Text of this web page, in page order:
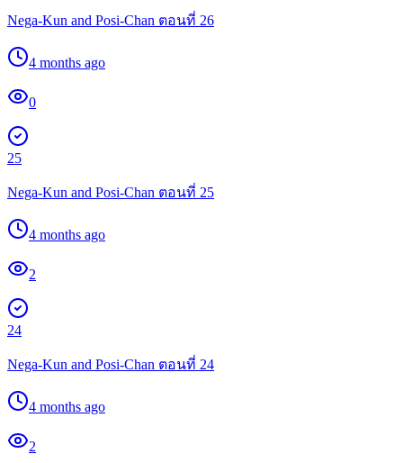
Nega-Kun and Posi-Chan ตอนที่ 26
4 months ago
0
25
Nega-Kun and Posi-Chan ตอนที่ 25
4 months ago
2
24
Nega-Kun and Posi-Chan ตอนที่ 24
4 months ago
2